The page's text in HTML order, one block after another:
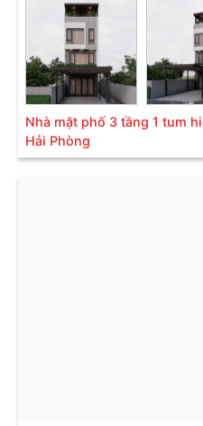
Nhà mặt phố 3 tầng 1 tum
Hải Phòng